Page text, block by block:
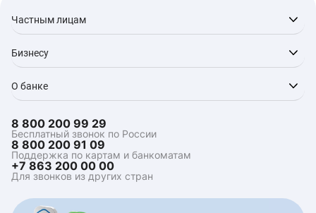
Частным лицам
Бизнесу
О банке
8 800 200 99 29
Бесплатный звонок по России
8 800 200 91 09
Поддержка по картам и банкоматам
+7 863 200 00 00
Для звонков из других стран